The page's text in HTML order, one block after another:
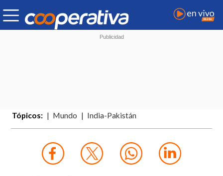
Tópicos: Mundo India-Pakistán